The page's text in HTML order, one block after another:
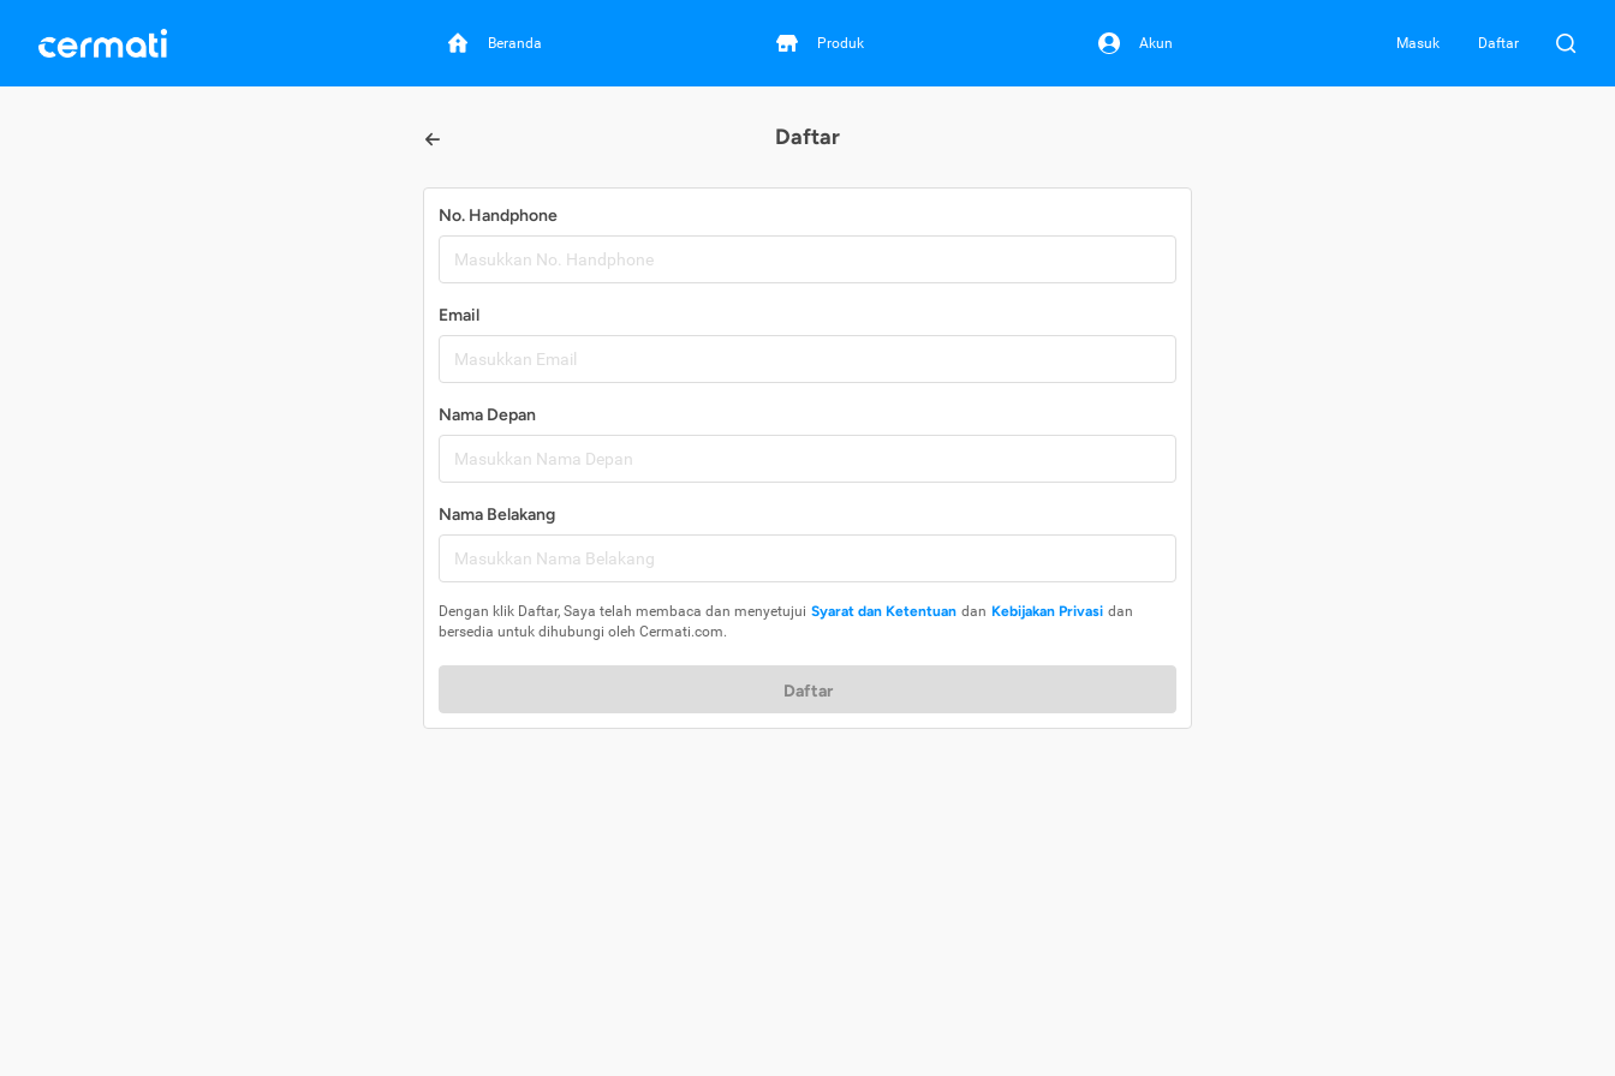
Beranda Produk Akun Masuk Daftar
Daftar
No. Handphone
Email
Nama Depan
Nama Belakang
Dengan klik Daftar, Saya telah membaca dan menyetujui Syarat dan Ketentuan dan Kebijakan Privasi dan
bersedia untuk dihubungi oleh Cermati.com.
Daftar